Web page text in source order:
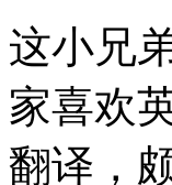
这小兄
家喜欢
翻译，